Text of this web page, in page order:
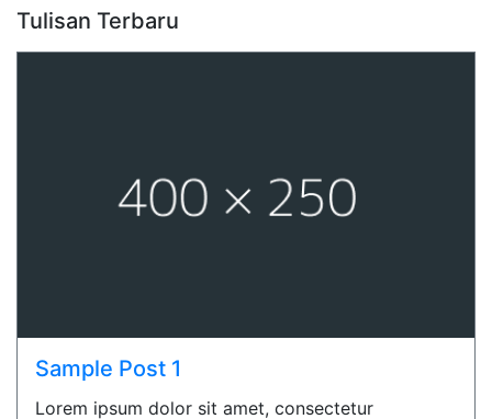
Tulisan Terbaru
Sample Post 1
Lorem ipsum dolor sit amet, consectetur